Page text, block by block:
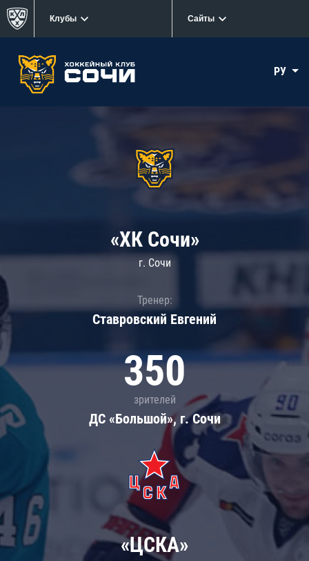
Клубы Сайты
РУ
«ХК Сочи»
г. Сочи
Тренер:
Ставровский Евгений
350
зрителей
ДС «Большой», г. Сочи
«ЦСКА»